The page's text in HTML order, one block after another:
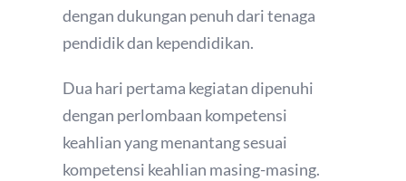
dengan dukungan penuh dari tenaga
pendidik dan kependidikan.
Dua hari pertama kegiatan dipenuhi
dengan perlombaan kompetensi
keahlian yang menantang sesuai
kompetensi keahlian masing-masing.